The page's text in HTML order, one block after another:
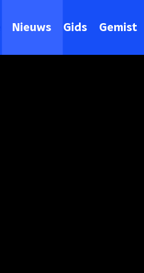
Nieuws Gids Gemist